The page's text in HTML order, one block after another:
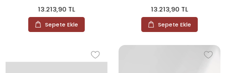
13.213,90 TL
Sepete Ekle
13.213,90 TL
Sepete Ekle